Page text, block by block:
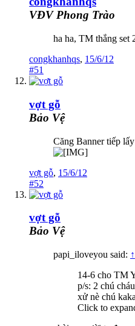
VĐV Phong Trào
ha ha, TM thắng
congkhanhqs, 15/6/12
#51
vợt gỗ
Bảo Vệ
Căng Banner tiếp
vợt gỗ, 15/6/12
#52
vợt gỗ
Bảo Vệ
papi_iloveyou said: ↑
14-6 cho TM
p/s: 2 chú
xử nè chú kaka
Click to